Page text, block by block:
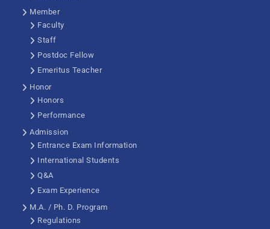
Member
Faculty
Staff
Postdoc Fellow
Emeritus Teacher
Honor
Honors
Performance
Admission
Entrance Exam Information
International Students
Q&A
Exam Experience
M.A. / Ph. D. Program
Regulations